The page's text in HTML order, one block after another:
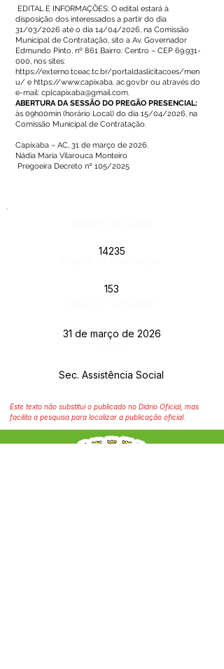
EDITAL E INFORMAÇÕES: O edital estará à
disposição dos interessados a partir do dia
31/03/2026 até o dia 14/04/2026, na Comissão
Municipal de Contratação, sito a Av. Governador
Edmundo Pinto, nº 861 Bairro: Centro – CEP 69.931-
000, nos sites:
https://externo.tceac.tc.br/portaldaslicitacoes/men
u/ e https://www.capixaba. ac.gov.br ou através do
e-mail: cplcapixaba@gmail.com.
ABERTURA DA SESSÃO DO PREGÃO PRESENCIAL:
às 09h00min (horário Local) do dia 15/04/2026, na
Comissão Municipal de Contratação.
Capixaba – AC, 31 de março de 2026.
Nádia Maria Vilarouca Monteiro
Pregoeira Decreto nº 105/2025
14235
153
31 de março de 2026
Sec. Assistência Social
Este texto não substitui o publicado no Diário Oficial, mas
facilita a pesquisa para localizar a publicação oficial.